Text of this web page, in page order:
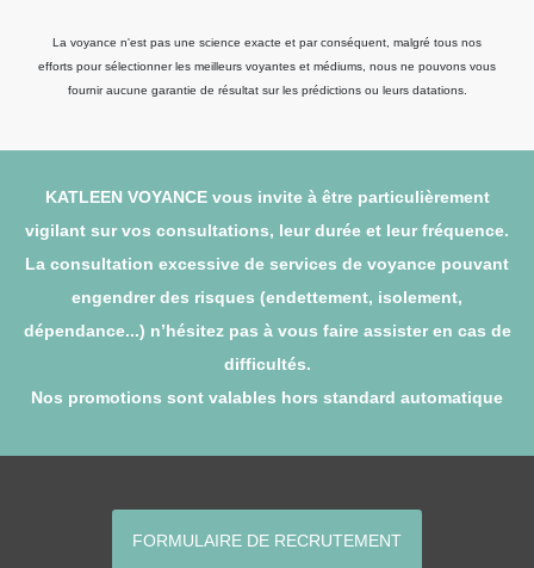
La voyance n'est pas une science exacte et par conséquent, malgré tous nos
efforts pour sélectionner les meilleurs voyantes et médiums, nous ne pouvons vous
fournir aucune garantie de résultat sur les prédictions ou leurs datations.
KATLEEN VOYANCE vous invite à être particulièrement
vigilant sur vos consultations, leur durée et leur fréquence.
La consultation excessive de services de voyance pouvant
engendrer des risques (endettement, isolement,
dépendance...) n’hésitez pas à vous faire assister en cas de
difficultés.
Nos promotions sont valables hors standard automatique
FORMULAIRE DE RECRUTEMENT